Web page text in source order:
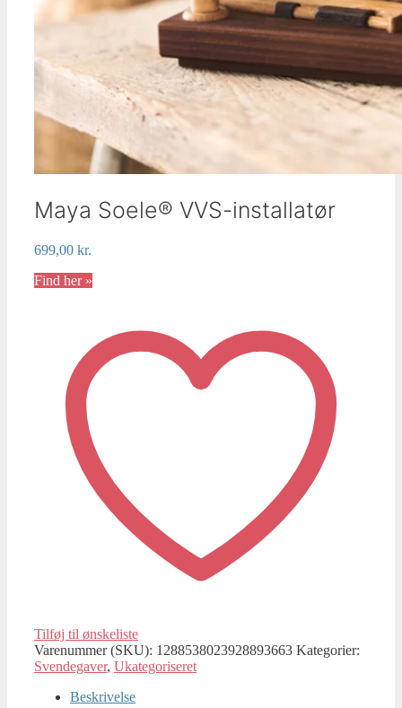
Maya Soele® VVS-installatør
699,00 kr.
Find her »
Tilføj til ønskeliste
Varenummer (SKU): 1288538023928893663 Kategorier:
Svendegaver, Ukategoriseret
Beskrivelse